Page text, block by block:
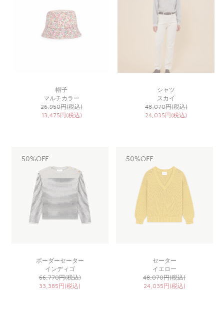
帽子
マルチカラー
26,950円(税込)
13,475円(税込)
シャツ
スカイ
48,070円(税込)
24,035円(税込)
50%OFF
ボーダーセーター
インディゴ
66,770円(税込)
33,385円(税込)
50%OFF
セーター
イエロー
48,070円(税込)
24,035円(税込)